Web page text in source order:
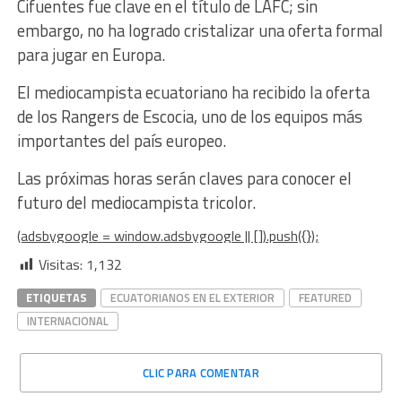
Cifuentes fue clave en el título de LAFC; sin
embargo, no ha logrado cristalizar una oferta formal
para jugar en Europa.
El mediocampista ecuatoriano ha recibido la oferta
de los Rangers de Escocia, uno de los equipos más
importantes del país europeo.
Las próximas horas serán claves para conocer el
futuro del mediocampista tricolor.
(adsbygoogle = window.adsbygoogle || []).push({});
Visitas: 1,132
ETIQUETAS ECUATORIANOS EN EL EXTERIOR
FEATURED
INTERNACIONAL
CLIC PARA COMENTAR